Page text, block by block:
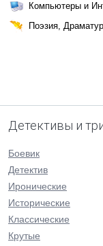
Компьютеры и
Поэзия,
Детективы и
Боевик
Детектив
Иронические
Исторические
Классические
Крутые